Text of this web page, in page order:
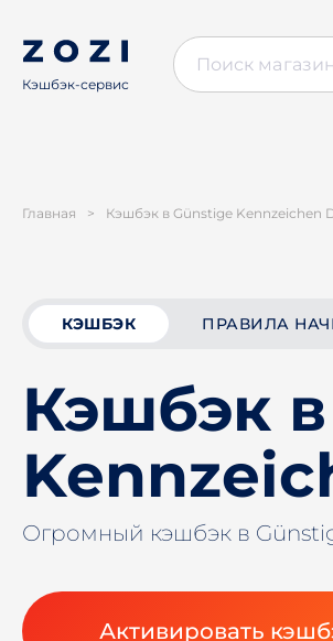
Кэшбэк-сервис
Главная > Кэшбэк в Günstige Kennzeichen
КЭШБЭК ПРАВИЛА
Кэшбэк
Огромный кэшбэк в
Активировать